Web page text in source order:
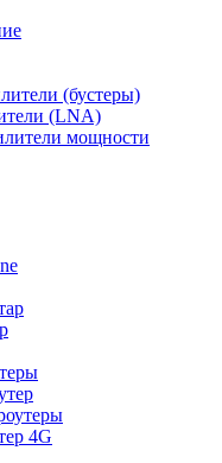
(бустеры)
(LNA)
мощности
4G